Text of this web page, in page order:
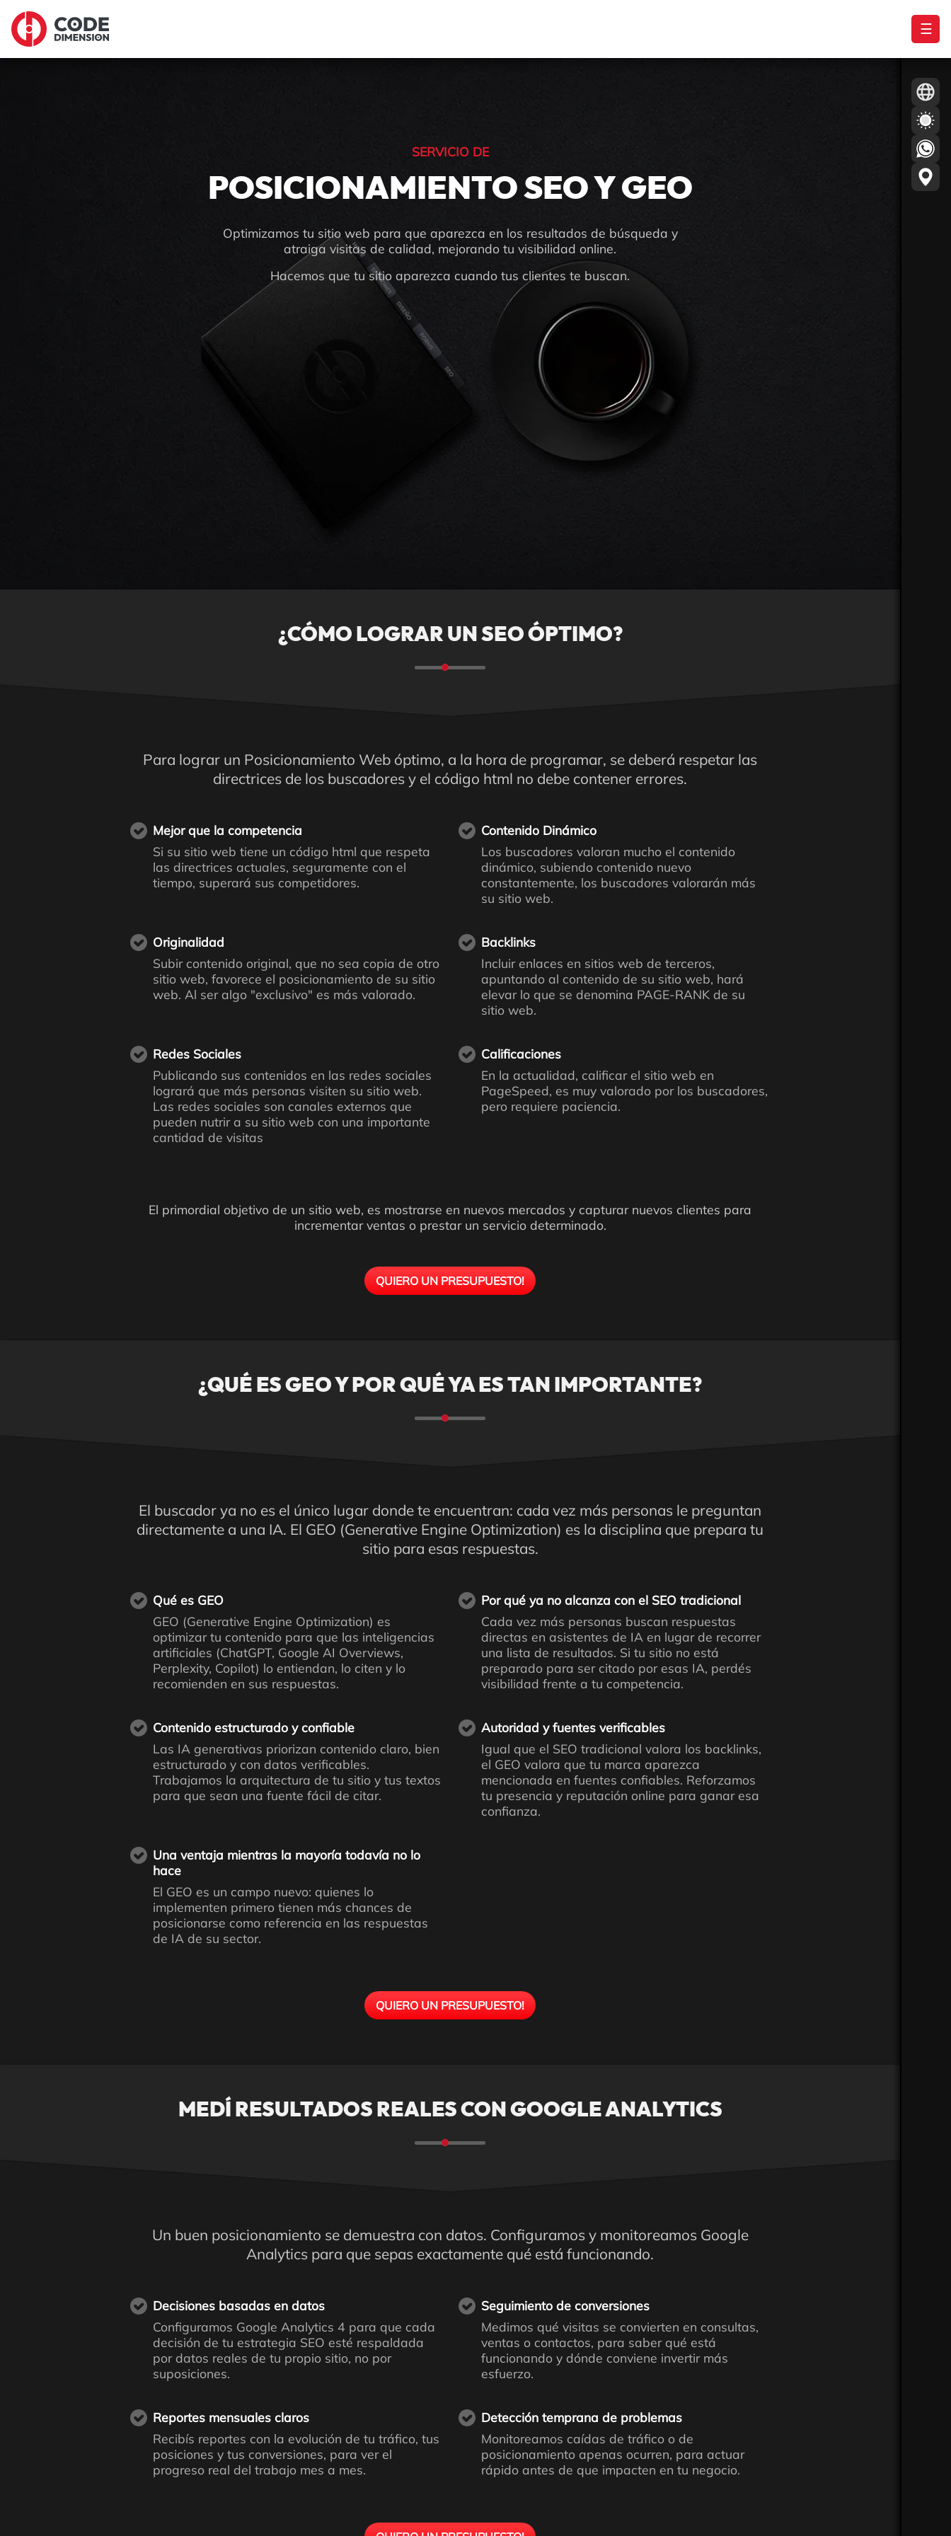
☰
SERVICIO DE
POSICIONAMIENTO SEO Y GEO
Optimizamos tu sitio web para que aparezca en los resultados de búsqueda y
atraiga visitas de calidad, mejorando tu visibilidad online.
Hacemos que tu sitio aparezca cuando tus clientes te buscan.
¿CÓMO LOGRAR UN SEO ÓPTIMO?
Para lograr un Posicionamiento Web óptimo, a la hora de programar, se deberá respetar las
directrices de los buscadores y el código html no debe contener errores.
Mejor que la competencia
Si su sitio web tiene un código html que respeta
las directrices actuales, seguramente con el
tiempo, superará sus competidores.
Contenido Dinámico
Los buscadores valoran mucho el contenido
dinámico, subiendo contenido nuevo
constantemente, los buscadores valorarán más
su sitio web.
Originalidad
Subir contenido original, que no sea copia de otro
sitio web, favorece el posicionamiento de su sitio
web. Al ser algo "exclusivo" es más valorado.
Backlinks
Incluir enlaces en sitios web de terceros,
apuntando al contenido de su sitio web, hará
elevar lo que se denomina PAGE-RANK de su
sitio web.
Redes Sociales
Publicando sus contenidos en las redes sociales
logrará que más personas visiten su sitio web.
Las redes sociales son canales externos que
pueden nutrir a su sitio web con una importante
cantidad de visitas
Calificaciones
En la actualidad, calificar el sitio web en
PageSpeed, es muy valorado por los buscadores,
pero requiere paciencia.
El primordial objetivo de un sitio web, es mostrarse en nuevos mercados y capturar nuevos clientes para
incrementar ventas o prestar un servicio determinado.
QUIERO UN PRESUPUESTO!
¿QUÉ ES GEO Y POR QUÉ YA ES TAN IMPORTANTE?
El buscador ya no es el único lugar donde te encuentran: cada vez más personas le preguntan
directamente a una IA. El GEO (Generative Engine Optimization) es la disciplina que prepara tu
sitio para esas respuestas.
Qué es GEO
GEO (Generative Engine Optimization) es
optimizar tu contenido para que las inteligencias
artificiales (ChatGPT, Google AI Overviews,
Perplexity, Copilot) lo entiendan, lo citen y lo
recomienden en sus respuestas.
Por qué ya no alcanza con el SEO tradicional
Cada vez más personas buscan respuestas
directas en asistentes de IA en lugar de recorrer
una lista de resultados. Si tu sitio no está
preparado para ser citado por esas IA, perdés
visibilidad frente a tu competencia.
Contenido estructurado y confiable
Las IA generativas priorizan contenido claro, bien
estructurado y con datos verificables.
Trabajamos la arquitectura de tu sitio y tus textos
para que sean una fuente fácil de citar.
Autoridad y fuentes verificables
Igual que el SEO tradicional valora los backlinks,
el GEO valora que tu marca aparezca
mencionada en fuentes confiables. Reforzamos
tu presencia y reputación online para ganar esa
confianza.
Una ventaja mientras la mayoría todavía no lo
hace
El GEO es un campo nuevo: quienes lo
implementen primero tienen más chances de
posicionarse como referencia en las respuestas
de IA de su sector.
QUIERO UN PRESUPUESTO!
MEDÍ RESULTADOS REALES CON GOOGLE ANALYTICS
Un buen posicionamiento se demuestra con datos. Configuramos y monitoreamos Google
Analytics para que sepas exactamente qué está funcionando.
Decisiones basadas en datos
Configuramos Google Analytics 4 para que cada
decisión de tu estrategia SEO esté respaldada
por datos reales de tu propio sitio, no por
suposiciones.
Seguimiento de conversiones
Medimos qué visitas se convierten en consultas,
ventas o contactos, para saber qué está
funcionando y dónde conviene invertir más
esfuerzo.
Reportes mensuales claros
Recibís reportes con la evolución de tu tráfico, tus
posiciones y tus conversiones, para ver el
progreso real del trabajo mes a mes.
Detección temprana de problemas
Monitoreamos caídas de tráfico o de
posicionamiento apenas ocurren, para actuar
rápido antes de que impacten en tu negocio.